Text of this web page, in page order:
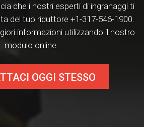
che i nostri esperti di ingranaggi ti
del tuo riduttore +1-317-546-1900.
informazioni utilizzando il nostro
modulo online.
OGGI STESSO